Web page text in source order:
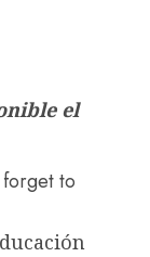
el
to